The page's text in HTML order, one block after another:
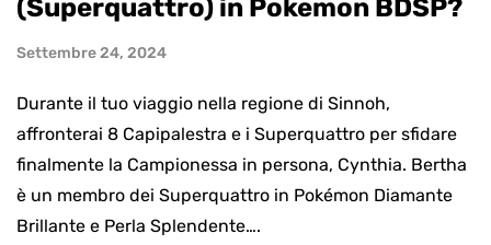
(Superquattro) in Pokemon BDSP?
Settembre 24, 2024
Durante il tuo viaggio nella regione di Sinnoh,
affronterai 8 Capipalestra e i Superquattro per sfidare
finalmente la Campionessa in persona, Cynthia. Bertha
è un membro dei Superquattro in Pokémon Diamante
Brillante e Perla Splendente….